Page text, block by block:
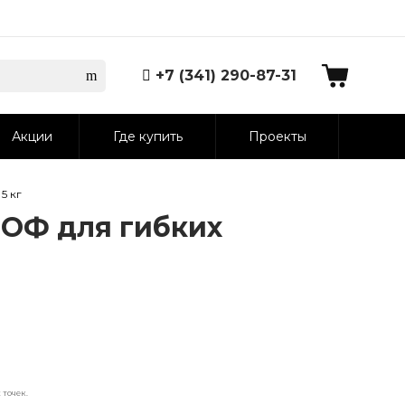
+7 (341) 290-87-31
Акции Где купить Проекты
кг
для гибких